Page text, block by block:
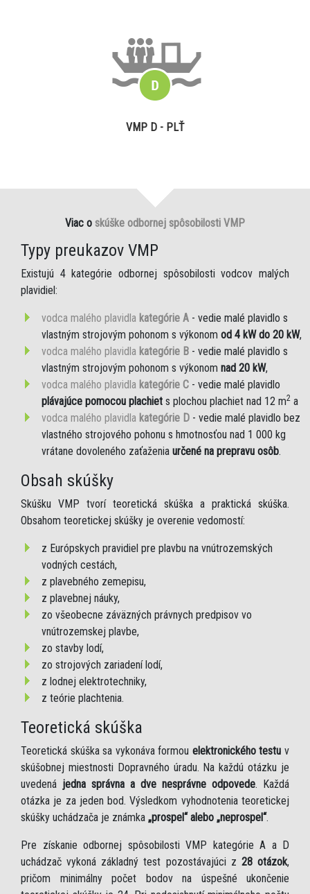
VMP D - PLŤ
Viac o skúške odbornej spôsobilosti VMP
Typy preukazov VMP
Existujú 4 kategórie odbornej spôsobilosti vodcov malých
plavidiel:
vodca malého plavidla kategórie A - vedie malé plavidlo s
vlastným strojovým pohonom s výkonom od 4 kW do 20 kW,
vodca malého plavidla kategórie B - vedie malé plavidlo s
vlastným strojovým pohonom s výkonom nad 20 kW,
vodca malého plavidla kategórie C - vedie malé plavidlo
plávajúce pomocou plachiet s plochou plachiet nad 12 m2 a
vodca malého plavidla kategórie D - vedie malé plavidlo bez
vlastného strojového pohonu s hmotnosťou nad 1 000 kg
vrátane dovoleného zaťaženia určené na prepravu osôb.
Obsah skúšky
Skúšku VMP tvorí teoretická skúška a praktická skúška.
Obsahom teoretickej skúšky je overenie vedomostí:
z Európskych pravidiel pre plavbu na vnútrozemských
vodných cestách,
z plavebného zemepisu,
z plavebnej náuky,
zo všeobecne záväzných právnych predpisov vo
vnútrozemskej plavbe,
zo stavby lodí,
zo strojových zariadení lodí,
z lodnej elektrotechniky,
z teórie plachtenia.
Teoretická skúška
Teoretická skúška sa vykonáva formou elektronického testu v
skúšobnej miestnosti Dopravného úradu. Na každú otázku je
uvedená jedna správna a dve nesprávne odpovede. Každá
otázka je za jeden bod. Výsledkom vyhodnotenia teoretickej
skúšky uchádzača je známka „prospel“ alebo „neprospel“.
Pre získanie odbornej spôsobilosti VMP kategórie A a D
uchádzač vykoná základný test pozostávajúci z 28 otázok,
pričom minimálny počet bodov na úspešné ukončenie